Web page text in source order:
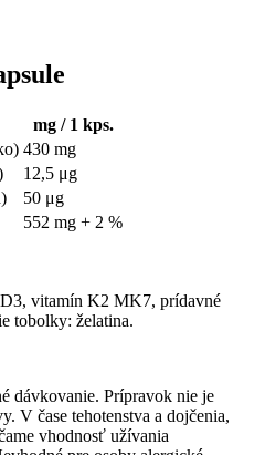
mg / 1 kps.
430 mg
12,5 μg
50 μg
552 mg + 2 %
vitamín K2 MK7, prídavné
tobolky: želatina.
dávkovanie. Prípravok nie je
V čase tehotenstva a dojčenia,
vhodnosť užívania